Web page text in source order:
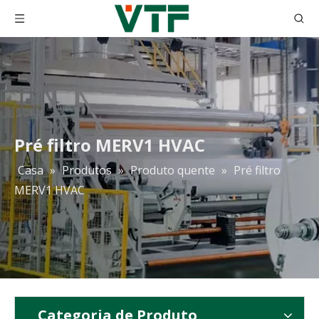
Pré filtro MERV1 HVAC
Casa » Produtos » Produto quente » Pré filtro
MERV1 HVAC
Categoria de Produto
Pré-filtro de ar plissado do forno AC HVAC G4 Filtro de manga F7 de fibra sintética de alta qualidade para venda de fábrica